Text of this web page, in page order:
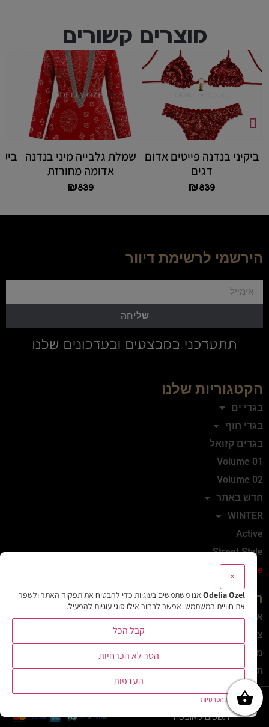
מוצרים קשורים
ביקיני בנדנה פייטים אדום
דגים
₪839
שמלת גלבייה מיני בנדנה
אדומה מחורזת
₪839
הירשמי לרשימת דיוור
שליחה
הקטגוריות שלנו
בגדי ים
בגדי חוף
בגדים קזואל
Volume 01
Volume 02
חדש באתר
WINTER
Active
Street Style
Sale
המותג
אודות
צרי קשר
מדיניות משלוחים והחזרות
תקנון
האתר נבנה ע"י Comerox
תשלום מאובטח
×
Odelia Ozel אנו משתמשים בעוגיות כדי להבטיח את תפקוד האתר ולשפר
את חוויית המשתמש. אפשר לבחור אילו סוגי עוגיות להפעיל.
קבל הכל
הסר לא הכרחיות
העדפות
מדיניות הפרטיות